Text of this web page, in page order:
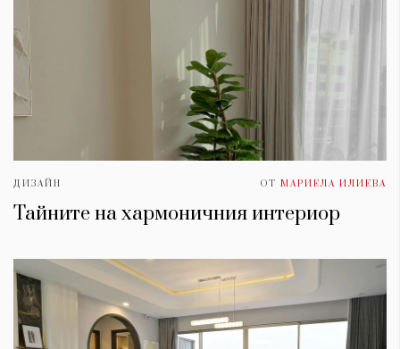
ДИЗАЙН ОТ МАРИЕЛА ИЛИЕВА
Тайните на хармоничния интериор